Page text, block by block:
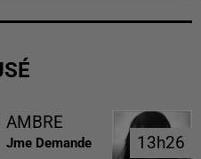
AMBRE
Jme Demande 13h26
13h26